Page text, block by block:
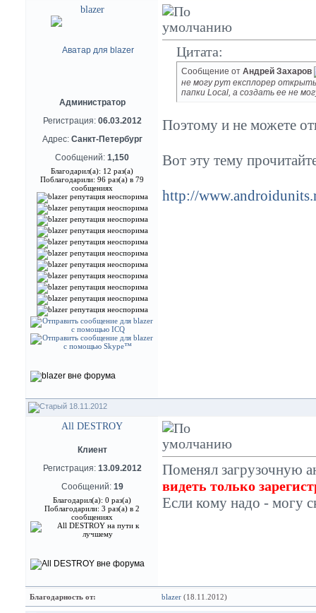
blazer
Администратор
Регистрация: 06.03.2012
Адрес: Санкт-Петербург
Сообщений: 1,150
Благодарил(а): 12 раз(а)
Поблагодарили: 96 раз(а) в 79
сообщениях
Цитата:
Сообщение от Андрей Захаров
не могу рут експлорер
папки Local, а создать ее не
Поэтому и не можете
Вот эту тему
http://
18.11.2012
All DESTROY
Клиент
Регистрация: 13.09.2012
Сообщений: 19
Благодарил(а): 0 раз(а)
Поблагодарили: 3 раз(а) в 2
сообщениях
Поменял загрузочную
видеть только
Если кому надо - могу
Благодарность от: blazer (18.11.2012)